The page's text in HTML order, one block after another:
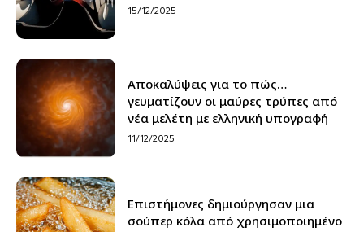
15/12/2025
Αποκαλύψεις για το πώς…
γευματίζουν οι μαύρες τρύπες από
νέα μελέτη με ελληνική υπογραφή
11/12/2025
Επιστήμονες δημιούργησαν μια
σούπερ κόλα από χρησιμοποιημένο